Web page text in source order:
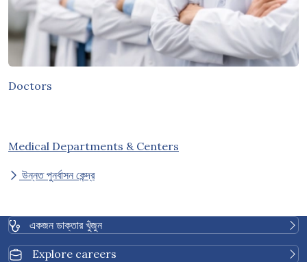
Doctors
Medical Departments & Centers
উন্নত পুনর্বাসন কেন্দ্র
একজন ডাক্তার খুঁজুন
Explore careers